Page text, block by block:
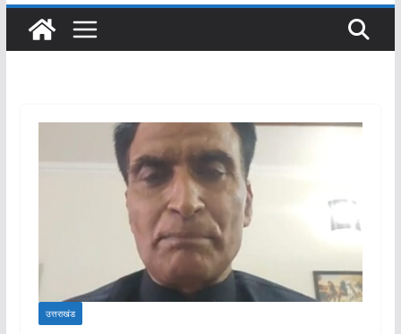
उत्तराखंड